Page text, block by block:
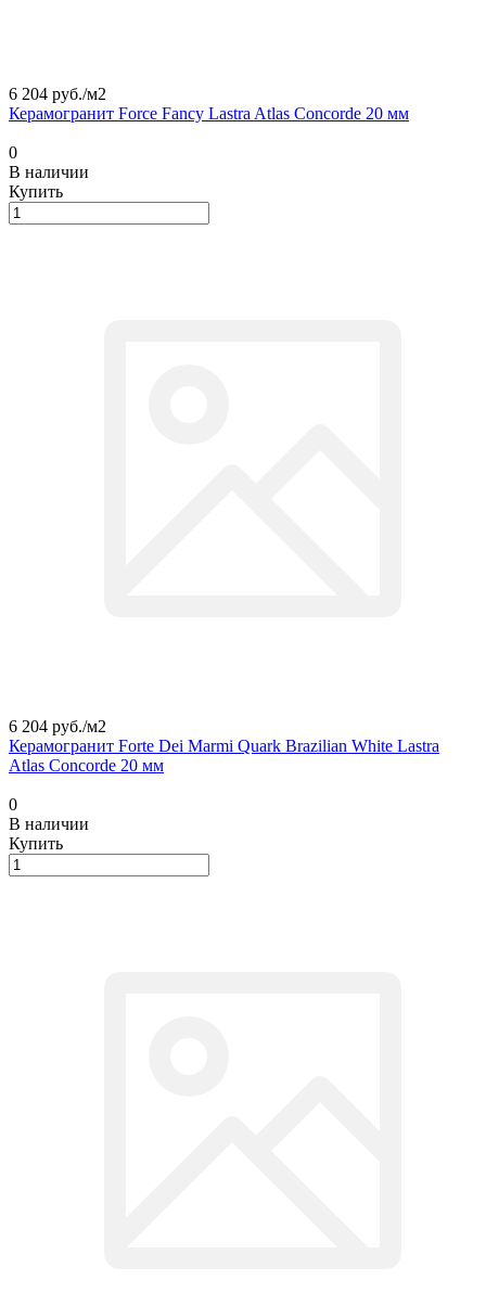
6 204 руб./м2
Керамогранит Force Fancy Lastra Atlas Concorde 20 мм
0
В наличии
Купить
6 204 руб./м2
Керамогранит Forte Dei Marmi Quark Brazilian White Lastra
Atlas Concorde 20 мм
0
В наличии
Купить